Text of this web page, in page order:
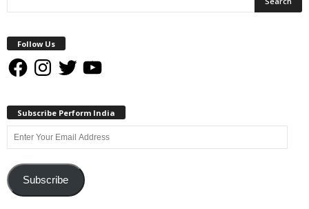
Follow Us
FacebookInstagram
Twitter YouTube
Subscribe Perform India
Enter
Your
AddressSubscribe